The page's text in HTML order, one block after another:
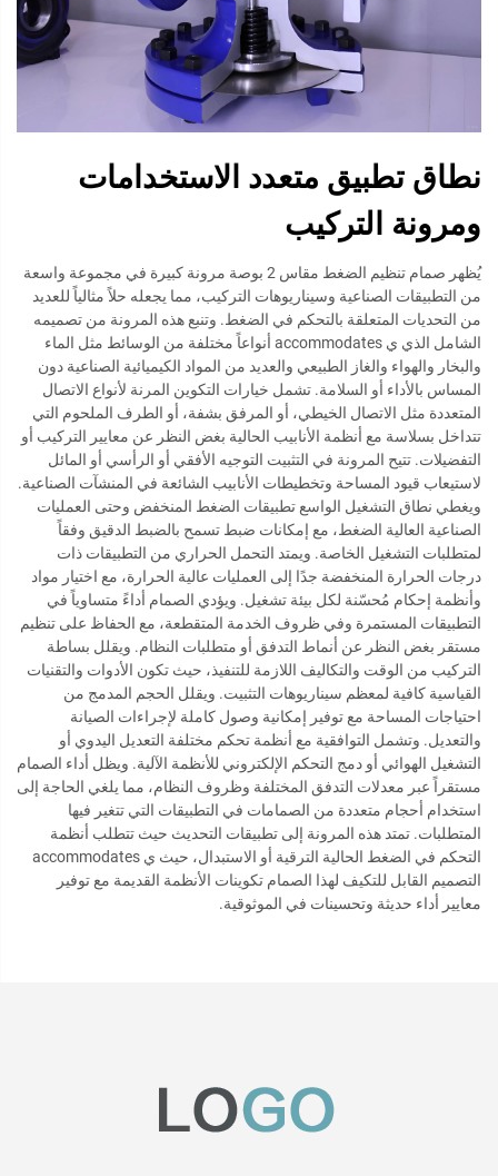
نطاق تطبيق متعدد الاستخدامات
ومرونة التركيب
يُظهر صمام تنظيم الضغط مقاس 2 بوصة مرونة كبيرة في مجموعة واسعة
من التطبيقات الصناعية وسيناريوهات التركيب، مما يجعله حلاً مثالياً للعديد
من التحديات المتعلقة بالتحكم في الضغط. وتنبع هذه المرونة من تصميمه
الشامل الذي ي accommodates أنواعاً مختلفة من الوسائط مثل الماء
والبخار والهواء والغاز الطبيعي والعديد من المواد الكيميائية الصناعية دون
المساس بالأداء أو السلامة. تشمل خيارات التكوين المرنة لأنواع الاتصال
المتعددة مثل الاتصال الخيطي، أو المرفق بشفة، أو الطرف الملحوم التي
تتداخل بسلاسة مع أنظمة الأنابيب الحالية بغض النظر عن معايير التركيب أو
التفضيلات. تتيح المرونة في التثبيت التوجيه الأفقي أو الرأسي أو المائل
لاستيعاب قيود المساحة وتخطيطات الأنابيب الشائعة في المنشآت الصناعية.
ويغطي نطاق التشغيل الواسع تطبيقات الضغط المنخفض وحتى العمليات
الصناعية العالية الضغط، مع إمكانات ضبط تسمح بالضبط الدقيق وفقاً
لمتطلبات التشغيل الخاصة. ويمتد التحمل الحراري من التطبيقات ذات
درجات الحرارة المنخفضة جدًا إلى العمليات عالية الحرارة، مع اختيار مواد
وأنظمة إحكام مُحسّنة لكل بيئة تشغيل. ويؤدي الصمام أداءً متساوياً في
التطبيقات المستمرة وفي ظروف الخدمة المتقطعة، مع الحفاظ على تنظيم
مستقر بغض النظر عن أنماط التدفق أو متطلبات النظام. ويقلل بساطة
التركيب من الوقت والتكاليف اللازمة للتنفيذ، حيث تكون الأدوات والتقنيات
القياسية كافية لمعظم سيناريوهات التثبيت. ويقلل الحجم المدمج من
احتياجات المساحة مع توفير إمكانية وصول كاملة لإجراءات الصيانة
والتعديل. وتشمل التوافقية مع أنظمة تحكم مختلفة التعديل اليدوي أو
التشغيل الهوائي أو دمج التحكم الإلكتروني للأنظمة الآلية. ويظل أداء الصمام
مستقراً عبر معدلات التدفق المختلفة وظروف النظام، مما يلغي الحاجة إلى
استخدام أحجام متعددة من الصمامات في التطبيقات التي تتغير فيها
المتطلبات. تمتد هذه المرونة إلى تطبيقات التحديث حيث تتطلب أنظمة
التحكم في الضغط الحالية الترقية أو الاستبدال، حيث ي accommodates
التصميم القابل للتكيف لهذا الصمام تكوينات الأنظمة القديمة مع توفير
معايير أداء حديثة وتحسينات في الموثوقية.